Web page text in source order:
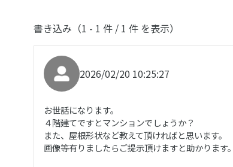
書き込み（1 - 1 件 / 1 件 を表示）
2026/02/20 10:25:27
お世話になります。
４階建てですとマンションでしょうか？
また、屋根形状など教えて頂ければと思います。
画像等有りましたらご提示頂けますと助かります。